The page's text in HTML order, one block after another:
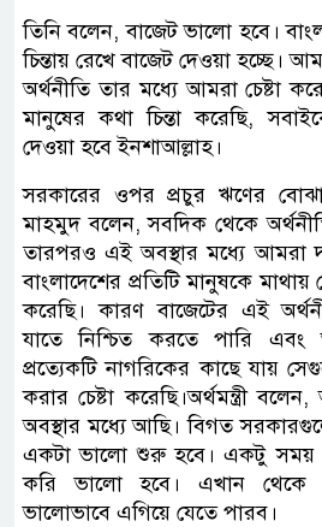
তিনি বলেন, বাজেট ভালো হবে।
চিন্তায় রেখে বাজেট দেওয়া হচ্ছে।
অর্থনীতি তার মধ্যে আমরা চেষ্টা
মানুষের কথা চিন্তা করেছি,
দেওয়া হবে ইনশাআল্লাহ।
সরকারের ওপর প্রচুর ঋণের
মাহমুদ বলেন, সবদিক থেকে
তারপরও এই অবস্থার মধ্যে আমরা
বাংলাদেশের প্রতিটি মানুষকে মাথায়
করেছি। কারণ বাজেটের এই
যাতে নিশ্চিত করতে পারি এবং
প্রত্যেকটি নাগরিকের কাছে যায়
করার চেষ্টা করেছি।অর্থমন্ত্রী
অবস্থার মধ্যে আছি। বিগত
একটা ভালো শুরু হবে। একটু সময়
করি ভালো হবে। এখান থেকে
ভালোভাবে এগিয়ে যেতে পারব।